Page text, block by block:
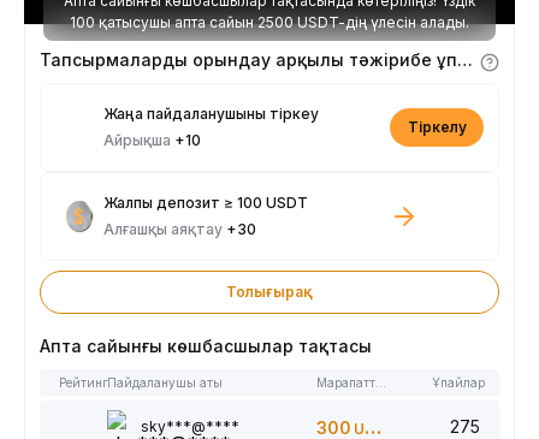
100 қатысушы апта сайын 2500 USDT-дің үлесін алады.
Тапсырмаларды орындау арқылы тәжірибе ұпайларын алыңыз
Жаңа пайдаланушыны тіркеу
Айрықша +10
Тіркелу
Жалпы депозит ≥ 100 USDT
Алғашқы аяқтау +30
Толығырақ
Апта сайынғы көшбасшылар тақтасы
РейтингПайдаланушы аты Марапаттар Ұпайлар
sky***@**** 300 USDT 275